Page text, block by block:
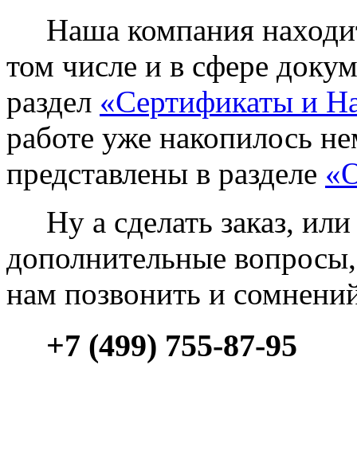
Наша компания
том числе и в сфере
раздел «Сертификаты и
работе уже накопилось
представлены в разделе
Ну а сделать заказ, или
дополнительные вопросы,
нам позвонить и
+7 (499) 755-87-95